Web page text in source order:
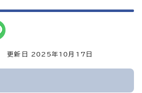
更新日 2025年10月17日